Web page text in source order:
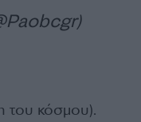
του κόσμου).